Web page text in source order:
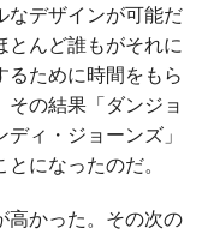
なデザインが可能だ
とんど誰もがそれに
るために時間をもら
その結果「ダンジョ
ィ・ジョーンズ」
になったのだ。
かった。その次の